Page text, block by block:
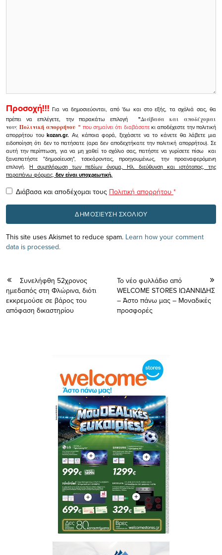
Προσοχή!!! Για να δημοσιεύονται, από 'δω και στο εξής, τα σχόλιά σας, θα
πρέπει να επιλέγετε, την παρακάτω επιλογή
"Διάβασα και αποδέχομαι
τουςΠολιτική απορρήτου" που σημαίνει ότι διαβάσατεκι αποδέχεστε την πολιτική
απορρήτου τουkozan.gr. Αν, κάποια φορά, ξεχάσετε να το κάνετε θα λάβετε μια
ειδοποίηση ότι δεν το πατήσατε (αρα δεν αποδεχτήκατε την πολιτική απορρήτου). Σε
αυτή την περίπτωση, για να μη χαθεί το σχόλιο σας, πατήστε να γυρίσετε πίσω και
ξαναπατήστε "δημοσίευση", τσεκάροντας, προηγουμένως, την προαναφερόμενη
επιλογή.Η συμπλήρωση των πεδίων όνομα, Ηλ. διεύθυνση και ιστότοπος, της
παραπάνω φόρμας, δεν είναι υποχρεωτική.
Διάβασα και αποδέχομαι τους Πολιτική απορρήτου *
This site uses Akismet to reduce spam. Learn how your comment
data is processed.
Συνελήφθη 52χρονος
ημεδαπός στη Φλώρινα, διότι
εκκρεμούσε σε βάρος του
απόφαση δικαστηρίου
To νέο φυλλάδιο από
WELCOME STORES ΙΩΑΝΝΙΔΗΣ
– Άστο πάνω μας – Μοναδικές
προσφορές